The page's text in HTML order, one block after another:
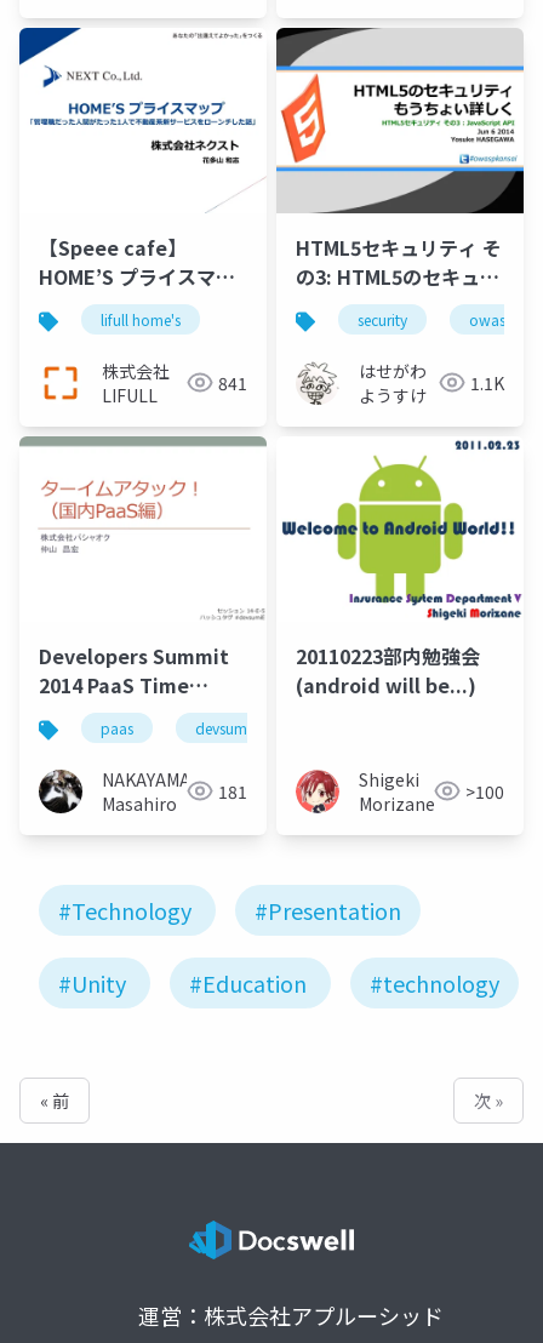
University)
【Speee cafe】
HOME’S プライスマッ
プ
lifull home's
株式会社
LIFULL
841
HTML5セキュリティ そ
の3: HTML5のセキュリ
ティもうちょい詳しく
security
はせがわ
ようすけ
1.1K
Developers Summit
2014 PaaS Time
Attack!paas devsumi
NAKAYAMA
Masahiro
181
20110223部内勉強会
(android will be...)
Shigeki
Morizane
>100
#Technology #Presentation
#Unity #Education #technology
« 前 次 »
運営：株式会社アプルーシッド